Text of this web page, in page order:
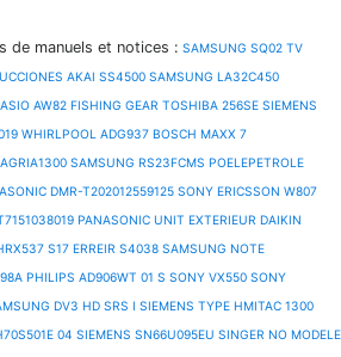
de manuels et notices : SAMSUNG SQ02 TV
AKAI SS4500 SAMSUNG LA32C450
AW82 FISHING GEAR TOSHIBA 256SE SIEMENS
WHIRLPOOL ADG937 BOSCH MAXX 7
AGRIA1300 SAMSUNG RS23FCMS POELEPETROLE
DMR-T202012559125 SONY ERICSSON W807
PANASONIC UNIT EXTERIEUR DAIKIN
S17 ERREIR S4038 SAMSUNG NOTE
PHILIPS AD906WT 01 S SONY VX550 SONY
DV3 HD SRS I SIEMENS TYPE HMITAC 1300
04 SIEMENS SN66U095EU SINGER NO MODELE